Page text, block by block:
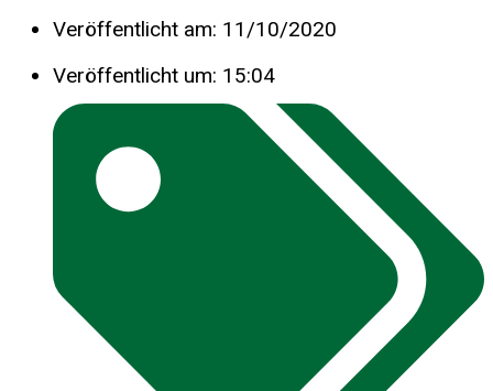
Veröffentlicht am: 11/10/2020
Veröffentlicht um: 15:04